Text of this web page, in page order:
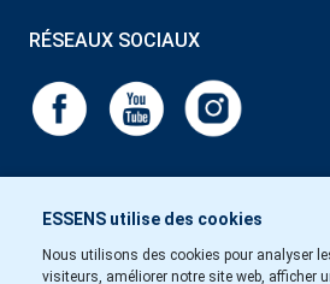
ESSENS utilise des cookies
Nous utilisons des cookies pour analyser
visiteurs, améliorer notre site web, afficher
RÉSEAUX SOCIAUX